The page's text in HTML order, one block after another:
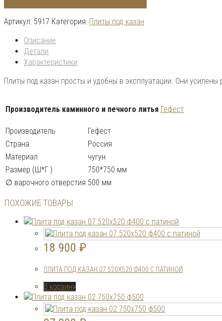
Артикул: 5917 Категория: Плиты под казан
Описание
Детали
Характеристики
Плиты под казан просты и удобны в эксплуатации. Они
Производитель каминного и печного литья Гефест
Производитель
Гефест
Страна
Россия
Материал
чугун
Размер (Ш*Г )
750*750 мм
∅ варочного отверстия 500 мм
ПОХОЖИЕ ТОВАРЫ
18 900 ₽
ПЛИТА ПОД КАЗАН 07 520Х520 Ф400 С ПАТИНОЙ
В корзину